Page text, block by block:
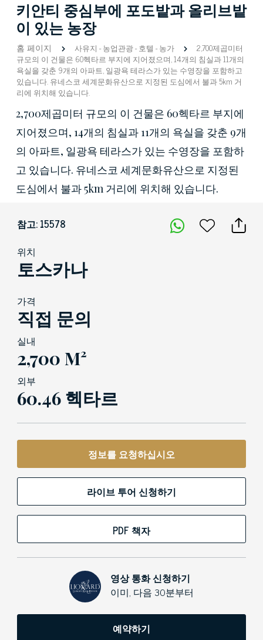
키안티 중심부에 포도밭과 올리브밭
이 있는 농장
홈 페이지 사유지 -농업관광-호텔 -농가
2,700제곱미터
규모의 이 건물은 60헥타르 부지에 지어졌으며, 14개의 침실과 11개의
욕실을 갖춘 9개의 아파트, 일광욕 테라스가 있는 수영장을 포함하고
있습니다. 유네스코 세계문화유산으로 지정된 도심에서 불과 5km 거
리에 위치해 있습니다.
2,700제곱미터 규모의 이 건물은 60헥타르 부지에
지어졌으며, 14개의 침실과 11개의 욕실을 갖춘 9개
의 아파트, 일광욕 테라스가 있는 수영장을 포함하
고 있습니다. 유네스코 세계문화유산으로 지정된
도심에서 불과 5km 거리에 위치해 있습니다.
참고: 15578
위치
토스카나
가격
직접 문의
실내
2,700 M²
외부
60.46 헥타르
정보를 요청하십시오
라이브 투어 신청하기
PDF 책자
영상 통화 신청하기
이미, 다음 30분부터
예약하기